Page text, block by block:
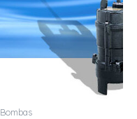
Bombas